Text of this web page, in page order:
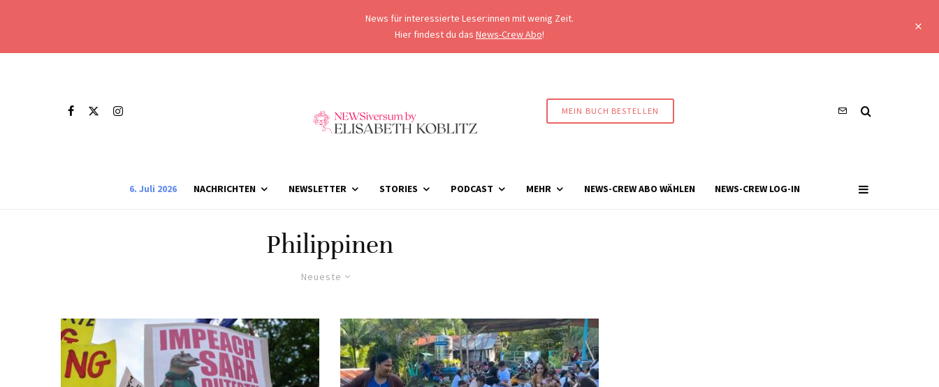
News für interessierte Leser:innen mit wenig Zeit.
Hier findest du das News-Crew Abo!
MEIN BUCH BESTELLEN
6. Juli 2026 NACHRICHTEN NEWSLETTER STORIES PODCAST MEHR NEWS-CREW ABO WÄHLEN NEWS-CREW LOG-IN
Philippinen
Neueste